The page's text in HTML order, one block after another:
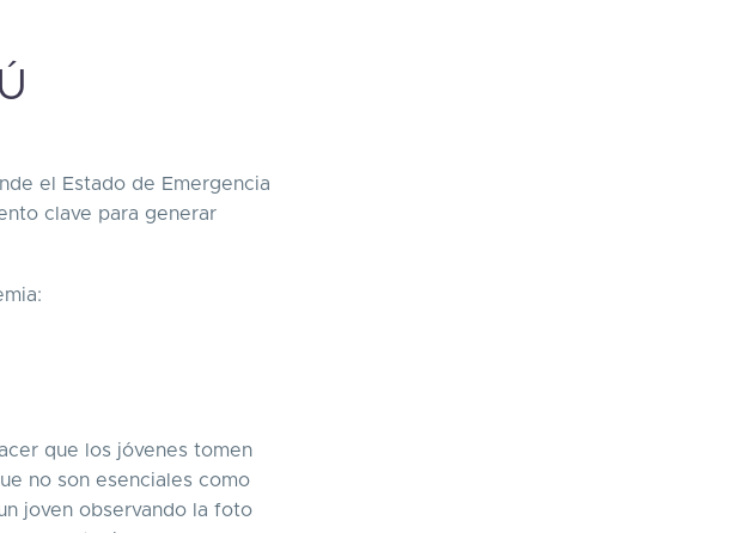
el Estado de Emergencia
clave para generar
que los jóvenes tomen
no son esenciales como
joven observando la foto